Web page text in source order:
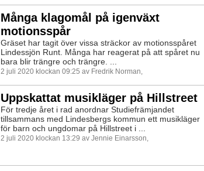
Många klagomål på igenväxt
motionsspår
Gräset har tagit över vissa sträckor av motionsspåret
Lindessjön Runt. Många har reagerat på att spåret nu
bara blir trängre och trängre. ...
2 juli 2020 klockan 09:25 av Fredrik Norman,
Uppskattat musikläger på Hillstreet
För tredje året i rad anordnar Studiefrämjandet
tillsammans med Lindesbergs kommun ett musikläger
för barn och ungdomar på Hillstreet i ...
2 juli 2020 klockan 13:29 av Jennie Einarsson,